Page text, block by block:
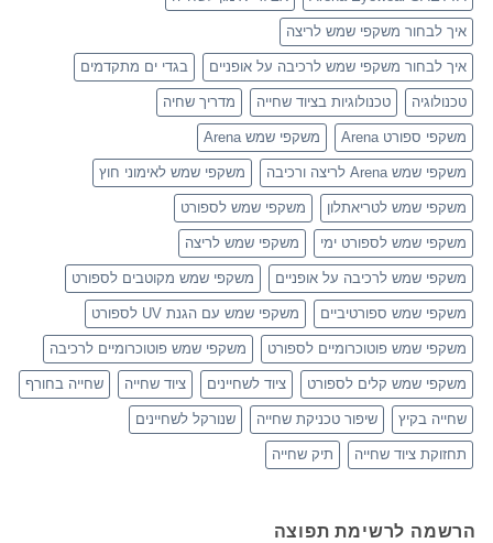
איך לבחור משקפי שמש לריצה
איך לבחור משקפי שמש לרכיבה על אופניים בגדי ים מתקדמים
טכנולוגיה טכנולוגיות בציוד שחייה מדריך שחיה
משקפי ספורט Arena משקפי שמש Arena
משקפי שמש Arena לריצה ורכיבה משקפי שמש לאימוני חוץ
משקפי שמש לטריאתלון משקפי שמש לספורט
משקפי שמש לספורט ימי משקפי שמש לריצה
משקפי שמש לרכיבה על אופניים משקפי שמש מקוטבים לספורט
משקפי שמש ספורטיביים משקפי שמש עם הגנת UV לספורט
משקפי שמש פוטוכרומיים לספורט משקפי שמש פוטוכרומיים לרכיבה
משקפי שמש קלים לספורט ציוד לשחיינים ציוד שחייה שחייה בחורף
שחייה בקיץ שיפור טכניקת שחייה שנורקל לשחיינים
תחזוקת ציוד שחייה תיק שחייה
הרשמה לרשימת תפוצה